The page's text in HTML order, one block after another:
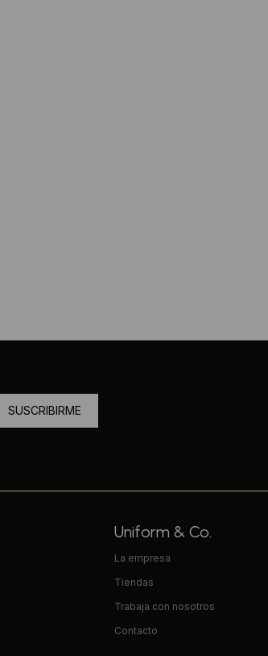
SUSCRIBIRME
Uniform & Co.
La empresa
Tiendas
Trabaja con nosotros
Contacto